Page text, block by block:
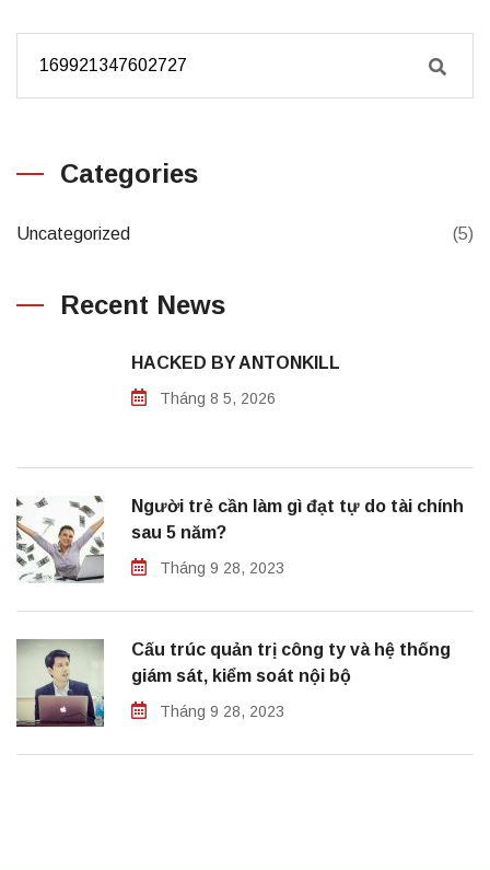
Categories
Uncategorized (5)
Recent News
HACKED BY ANTONKILL
Tháng 8 5, 2026
Người trẻ cần làm gì đạt tự do tài chính
sau 5 năm?
Tháng 9 28, 2023
Cấu trúc quản trị công ty và hệ thống
giám sát, kiểm soát nội bộ
Tháng 9 28, 2023